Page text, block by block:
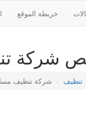
خريطة الموقع
تنظيف مسابح
تنظيف شركة تنظيف مسابح